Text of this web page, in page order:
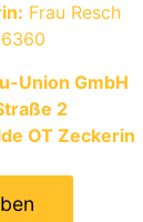
Frau Resch
Union GmbH
2
OT Zeckerin